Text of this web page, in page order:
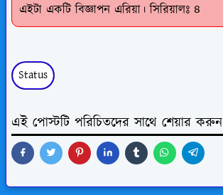
এইটা একটি বিজ্ঞাপন এরিয়া। সিরিয়ালঃ ৪
Status
এই পোস্টটি পরিচিতদের সাথে শেয়ার করুন